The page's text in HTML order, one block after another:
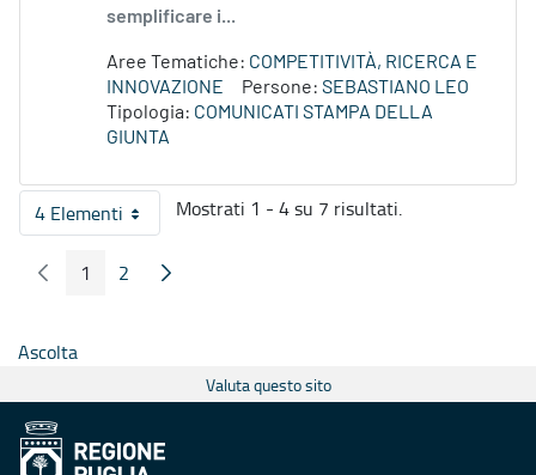
semplificare i...
Aree Tematiche: COMPETITIVITÀ, RICERCA E
INNOVAZIONE
Persone: SEBASTIANO LEO
Tipologia: COMUNICATI STAMPA DELLA
GIUNTA
4 ElementiPer pagina
Mostrati 1 - 4 su 7 risultati.
Pagina Precedente
Pagina
1 Pagina
2 Pagina Seguente
Ascolta
Valuta questo sito